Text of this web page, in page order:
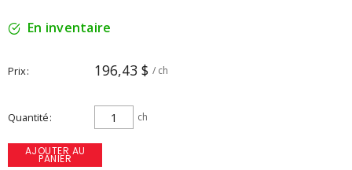
En inventaire
Prix 196,43 $ / ch
Quantité ch
AJOUTER AU
PANIER